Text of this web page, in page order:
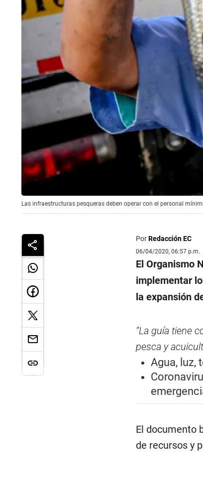
Las infraestructuras pesqueras deben operar con el personal
PorRedacción EC
06/04/2020, 06:57 p.m.
El Organismo
implementar
la expansión
“La guía tiene
pesca y
Agua, luz,
El documento
de recursos y